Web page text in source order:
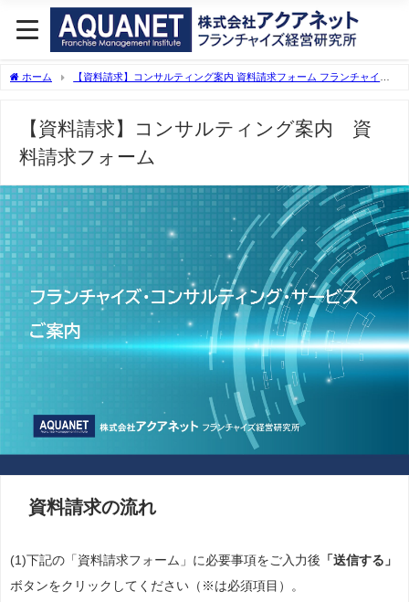
ホーム
【資料請求】コンサルティング案内 資料請求フォーム フランチャイズ
【資料請求】コンサルティング案内 資
料請求フォーム
資料請求の流れ
(1)下記の「資料請求フォーム」に必要事項をご入力後 「送信する」
ボタンをクリックしてください（※は必須項目）。